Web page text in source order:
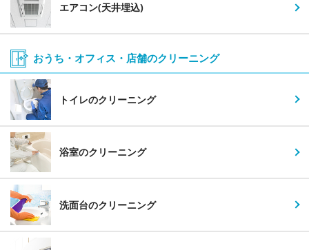
エアコン(天井埋込)
おうち・オフィス・店舗のクリーニング
トイレのクリーニング
浴室のクリーニング
洗面台のクリーニング